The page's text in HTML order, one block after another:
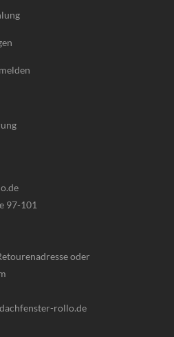
97-101
oder
rollo.de